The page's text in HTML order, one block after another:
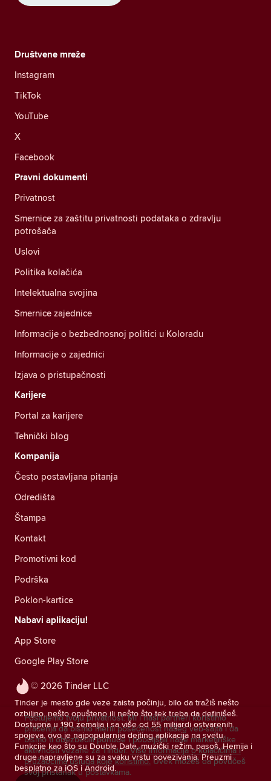
© 2026 Tinder LLC
Tinder je mesto gde veze zaista počinju, bilo da tražiš nešto
ozbiljno, nešto opušteno ili nešto što tek treba da definišeš.
Dostupna u 190 zemalja i sa više od 55 milijardi ostvarenih
spojeva, ovo je najpopularnija dejting aplikacija na svetu.
Funkcije kao što su Double Date, muzički režim, pasoš, Hemija i
druge napravljene su za svaku vrstu povezivanja. Preuzmi
besplatno za iOS i Android.
Društvene mreže
Instagram
TikTok
YouTube
X
Facebook
Pravni dokumenti
Privatnost
Smernice za zaštitu privatnosti podataka o zdravlju
potrošača
Uslovi
Politika kolačića
Intelektualna svojina
Smernice zajednice
Informacije o bezbednosnoj politici u Koloradu
Informacije o zajednici
Izjava o pristupačnosti
Karijere
Portal za karijere
Tehnički blog
Kompanija
Često postavljana pitanja
Odredišta
Štampa
Kontakt
Promotivni kod
Podrška
Poklon-kartice
Nabavi aplikaciju!
App Store
Google Play Store
Poštujemo tvoju privatnost. Mi i naši partneri koristimo
praćenja da bismo merili posećenost našeg veb-sajta i da
bismo ti obezbedili ponude i poboljšali naše marketinške
aktivnosti vezane za Tinder. Više informacija o kolačićima i
pružaocima usluga koje koristimo. Uvek možeš da povučeš
svoj pristanak u postavkama.